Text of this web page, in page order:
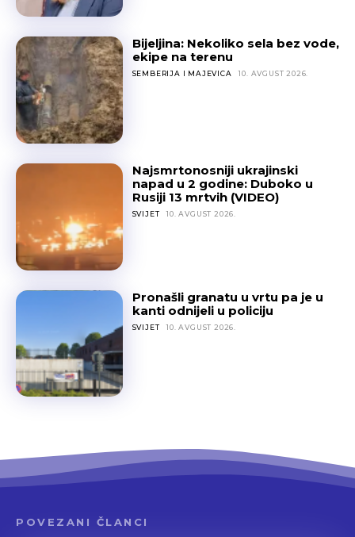
Bijeljina: Nekoliko sela bez vode,
ekipe na terenu
SEMBERIJA I MAJEVICA 10. AVGUST 2026.
Najsmrtonosniji ukrajinski
napad u 2 godine: Duboko u
Rusiji 13 mrtvih (VIDEO)
SVIJET 10. AVGUST 2026.
Pronašli granatu u vrtu pa je u
kanti odnijeli u policiju
SVIJET 10. AVGUST 2026.
POVEZANI ČLANCI